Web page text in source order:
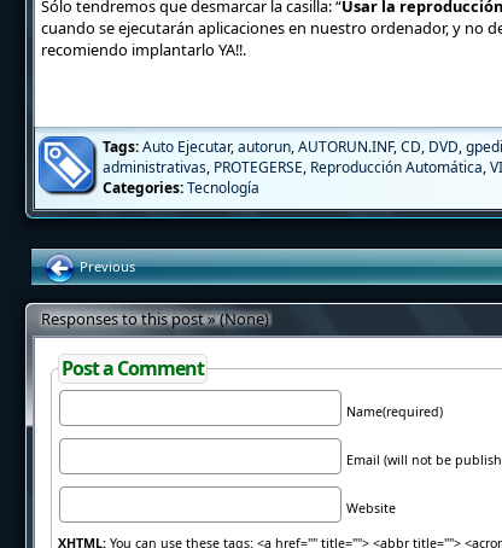
Sólo tendremos que desmarcar la casilla: “Usar la
cuando se ejecutarán aplicaciones en nuestro ordenador, y no
recomiendo implantarlo YA!!.
Tags:Auto Ejecutar,autorun,AUTORUN.INF,CD, DVD,
administrativas, PROTEGERSE, Reproducción Automática,
Categories: Tecnología
Previous
Responses to this post » (None)
Post a Comment
Name(required)
Email (will not be
Website
XHTML:You can use these tags: <a href="" title=""> <abbr title="">